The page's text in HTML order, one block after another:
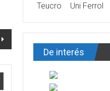
Teucro
Uni Ferrol
De interés